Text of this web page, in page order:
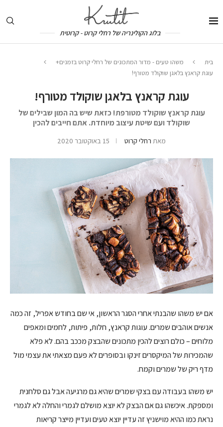
בלוג הקולינריה של רחלי קרוט - קרוטית
בית
משהו טעים - מדור המתכונים של רחלי קרוט בזמנים+
עוגת קראנץ בלאגן שוקולד מטורף!
עוגת קראנץ בלאגן שוקולד מטורף!
עוגת קראנץ שוקולד מטורפת! כזאת שיש בה המון שבילים של
שוקולד ועם שיטת עיצוב מיוחדת. אתם חייבים להכין
מאת רחלי קרוט 15 באוקטובר 2020
אם יש משהו שהבנתי אחרי הסגר הראשון, אי שם בחודש אפריל, זה כמה
אנשים אוהבים שמרים. עוגות קראנץ, חלות, פיתות, לחמים ומאפים
מלוחים – כולם רוצים להכין מתכונים שהבצק מככב בהם. לא פלא
שהמכירות של המיקסרים זינקו ובסופרים לא פעם מצאתי את עצמי מול
מדף ריק של שמרים וקמח.
יש משהו בעבודה עם בצקי שמרים שהיא גם מרגיעה אבל גם סלחנית
ומספקת. איכשהו גם אם הבצק לא יוצא מושלם לגמרי והחלה לא לגמרי
נראת כמו ההיא מוישניץ זה עדיין יוצא טעים ועדיין מייצר קריאות